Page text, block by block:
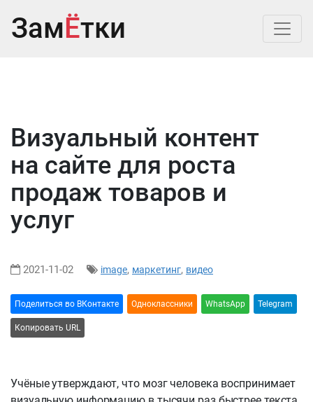
ЗамЁтки
Визуальный контент
на сайте для роста
продаж товаров и
услуг
2021-11-02 image, маркетинг, видео
Поделиться во ВКонтакте Oдноклассники WhatsApp Telegram
Копировать URL
Учёные утверждают, что мозг человека воспринимает